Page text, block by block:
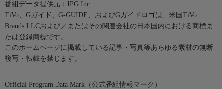
番組データ提供元：IPG Inc.
TiVo、Gガイド、G-GUIDE、およびGガイドロゴは、米国TiVo
Brands LLCおよび／またはその関連会社の日本国内における商標ま
たは登録商標です。
このホームページに掲載している記事・写真等あらゆる素材の無断
複写・転載を禁じます。
Official Program Data Mark（公式番組情報マーク）